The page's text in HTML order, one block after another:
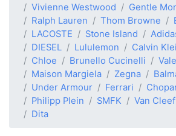
Vivienne Westwood
Gentle
Ralph Lauren
Thom Browne
LACOSTE
Stone Island
DIESEL
Lululemon Calvin
Chloe
Brunello Cucinelli
Maison Margiela
Zegna
Under Armour
Ferrari
Philipp Plein
SMFK Van
Dita